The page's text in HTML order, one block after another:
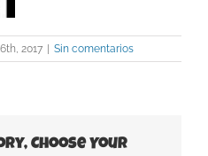
2017 | Sin comentarios
Choose Your